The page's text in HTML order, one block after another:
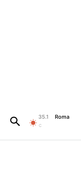
35.1
C
Roma